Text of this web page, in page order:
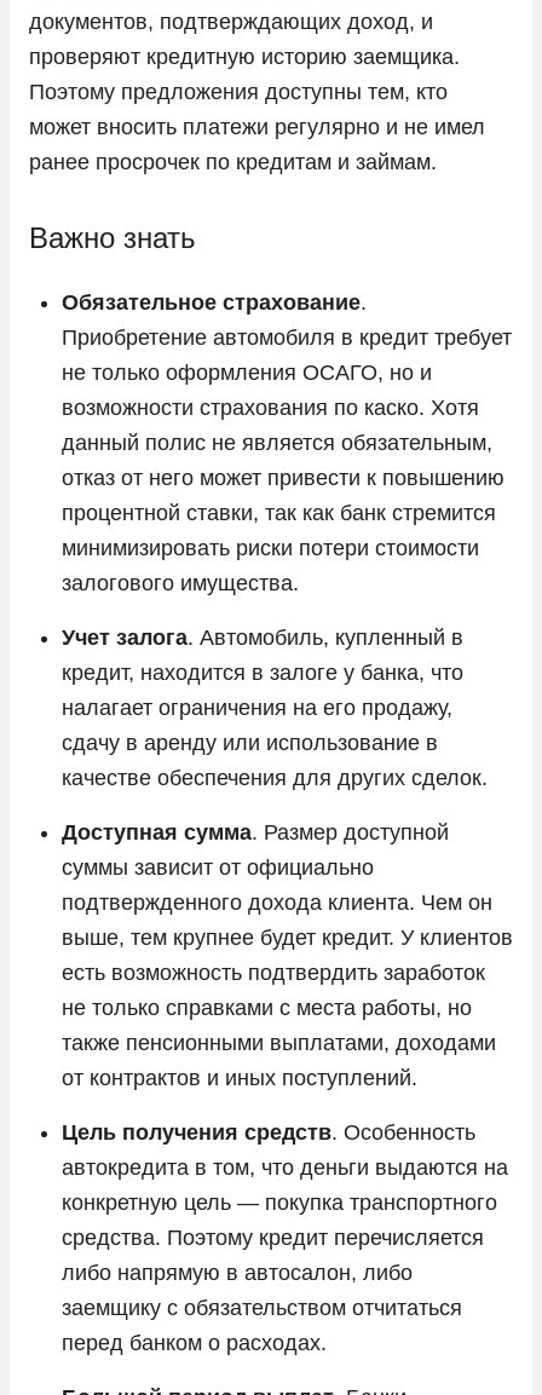
Zeekr
ГАЗ
Москвич
документов, подтверждающих доход, и
проверяют кредитную историю заемщика.
Поэтому предложения доступны тем, кто
может вносить платежи регулярно и не имел
ранее просрочек по кредитам и займам.
Важно знать
Обязательное страхование.
Приобретение автомобиля в кредит требует
не только оформления ОСАГО, но и
возможности страхования по каско. Хотя
данный полис не является обязательным,
отказ от него может привести к повышению
процентной ставки, так как банк стремится
минимизировать риски потери стоимости
залогового имущества.
Учет залога. Автомобиль, купленный в
кредит, находится в залоге у банка, что
налагает ограничения на его продажу,
сдачу в аренду или использование в
качестве обеспечения для других сделок.
Доступная сумма. Размер доступной
суммы зависит от официально
подтвержденного дохода клиента. Чем он
выше, тем крупнее будет кредит. У клиентов
есть возможность подтвердить заработок
не только справками с места работы, но
также пенсионными выплатами, доходами
от контрактов и иных поступлений.
Цель получения средств. Особенность
автокредита в том, что деньги выдаются на
конкретную цель — покупка транспортного
средства. Поэтому кредит перечисляется
либо напрямую в автосалон, либо
заемщику с обязательством отчитаться
перед банком о расходах.